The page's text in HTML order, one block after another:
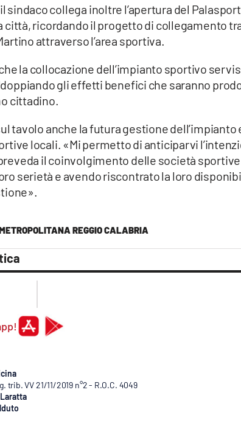
REGGIO CALABRIA
sindaco collega inoltre l’apertura del
città, ricordando il progetto di collegamento
attraverso l’area sportiva.
la collocazione dell’impianto sportivo
gli effetti benefici che saranno
cittadino.
tavolo anche la futura gestione
locali. «Mi permetto di anticiparvi
il coinvolgimento delle società
serietà e avendo riscontrato la loro
VV 21/11/2019 n°2 - R.O.C. 4049